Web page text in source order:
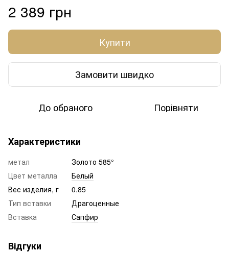
2 389 грн
Купити
Замовити швидко
До обраного Порівняти
Характеристики
метал
Золото 585°
Цвет металла
Белый
Вес изделия, г
0.85
Тип вставки
Драгоценные
Вставка
Сапфир
Відгуки